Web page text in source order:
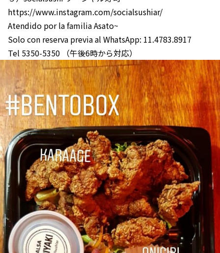
https://www.instagram.com/socialsushiar/
Atendido por la familia Asato~
Solo con reserva previa al WhatsApp: 11.4783.8917
Tel 5350-5350 （午後6時から対応）